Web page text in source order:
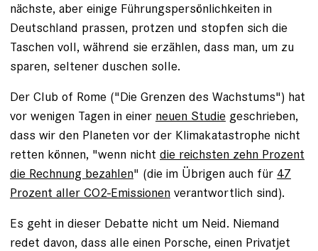
nächste, aber einige Führungspersönlichkeiten in
Deutschland prassen, protzen und stopfen sich die
Taschen voll, während sie erzählen, dass man, um zu
sparen, seltener duschen solle.
Der Club of Rome ("Die Grenzen des Wachstums") hat
vor wenigen Tagen in einer neuen Studie geschrieben,
dass wir den Planeten vor der Klimakatastrophe nicht
retten können, "wenn nicht die reichsten zehn Prozent
die Rechnung bezahlen" (die im Übrigen auch für 47
Prozent aller CO2-Emissionen verantwortlich sind).
Es geht in dieser Debatte nicht um Neid. Niemand
redet davon, dass alle einen Porsche, einen Privatjet